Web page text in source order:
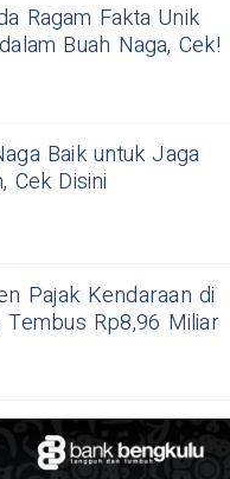
Ragam Fakta Unik
Buah Naga, Cek!
Baik untuk Jaga
Cek Disini
Pajak Kendaraan di
Tembus Rp8,96 Miliar